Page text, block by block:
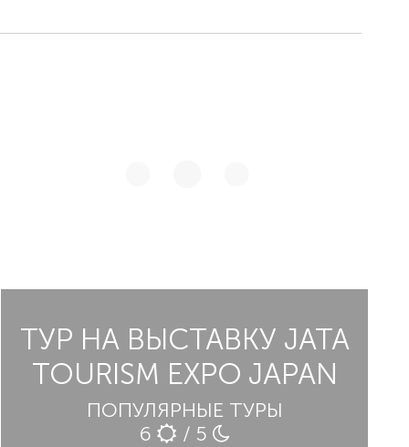
ТУР НА ВЫСТАВКУ JATA
TOURISM EXPO JAPAN
ПОПУЛЯРНЫЕ ТУРЫ
6
/ 5